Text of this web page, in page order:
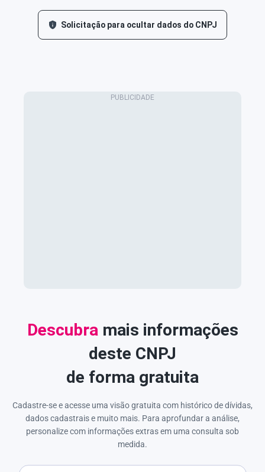
Solicitação para ocultar dados do CNPJ
Descubra mais informações
deste CNPJ
de forma gratuita
Cadastre-se e acesse uma visão gratuita com histórico de dívidas,
dados cadastrais e muito mais. Para aprofundar a análise,
personalize com informações extras em uma consulta sob
medida.